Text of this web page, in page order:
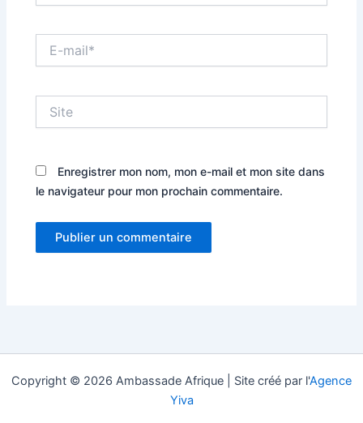
mail*
Enregistrer mon nom, mon e-mail et mon site dans
le navigateur pour mon prochain commentaire.
Copyright © 2026 Ambassade Afrique | Site créé par l'Agence
Yiva